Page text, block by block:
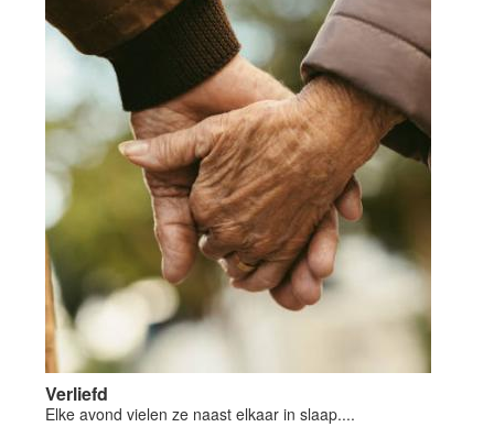
Verliefd
Elke avond vielen ze naast elkaar in slaap....